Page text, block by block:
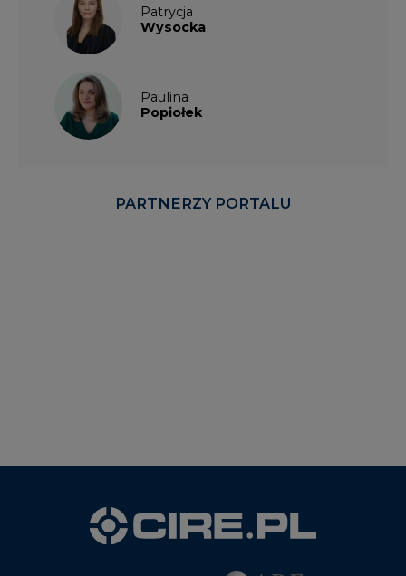
Patrycja
Wysocka
Paulina
Popiołek
PARTNERZY PORTALU